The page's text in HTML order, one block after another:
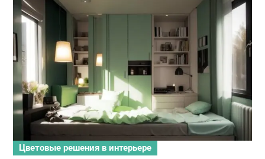
Цветовые решения в интерьере